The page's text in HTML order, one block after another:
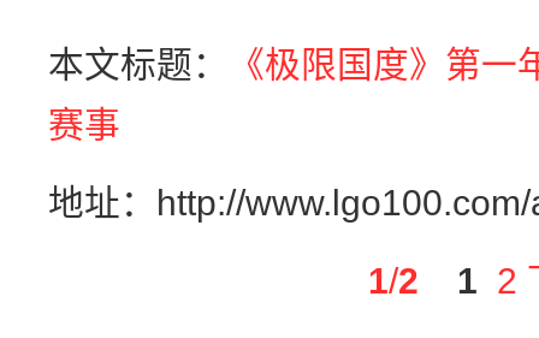
本文标题：
《极限国度》第
赛事
地址：http://
1/2 1 2